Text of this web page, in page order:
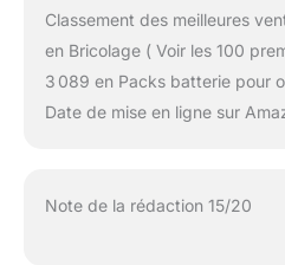
Classement des meilleures
en Bricolage ( Voir les 100
3 089 en Packs batterie pour
Date de mise en ligne sur
Note de la rédaction 15/20